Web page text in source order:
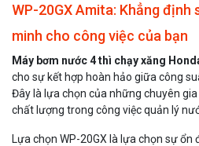
WP-20GX Amita: Khẳng định
minh cho công việc của bạn
Máy bơm nước 4 thì chạy xăng
cho sự kết hợp hoàn hảo giữa công
Đây là lựa chọn của những chuyên
chất lượng trong công việc quản lý
Lựa chọn WP-20GX là lựa chọn sự